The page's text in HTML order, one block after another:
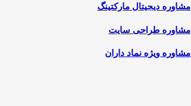
مشاوره دیجیتال مارکتینگ
مشاوره طراحی سایت
مشاوره ویژه نماد داران